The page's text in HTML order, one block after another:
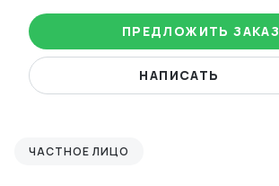
ПРЕДЛОЖИТЬ ЗАКАЗ
НАПИСАТЬ
ЧАСТНОЕ ЛИЦО